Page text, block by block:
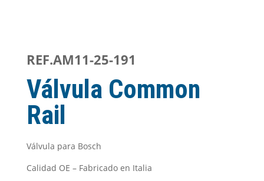
REF.AM11-25-191
Válvula Common
Rail
Válvula para Bosch
Calidad OE – Fabricado en Italia